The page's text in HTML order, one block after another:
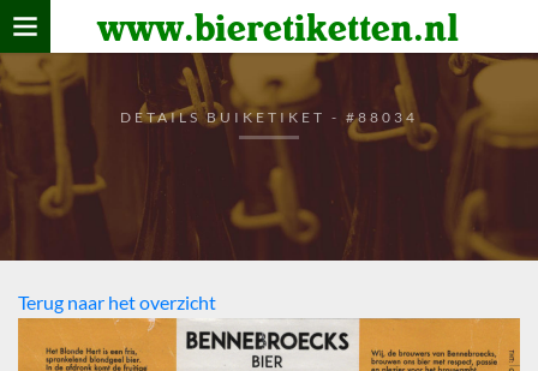
www.bieretiketten.nl
Home
verzamelen
De bierkaart
Bezoekers
DETAILS BUIKETIKET - #88034
Terug naar het overzicht